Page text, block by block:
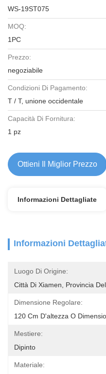
WS-19ST075
MOQ:
1PC
Prezzo:
negoziabile
Condizioni Di Pagamento:
T / T, unione occidentale
Capacità Di Fornitura:
1 pz
Ottieni Il Miglior Prezzo
Informazioni Dettagliate
Informazioni
Luogo Di Origine:
Città Di Xiamen, Provincia
Dimensione Regolare:
120 Cm D'altezza O
Mestiere:
Dipinto
Materiale: